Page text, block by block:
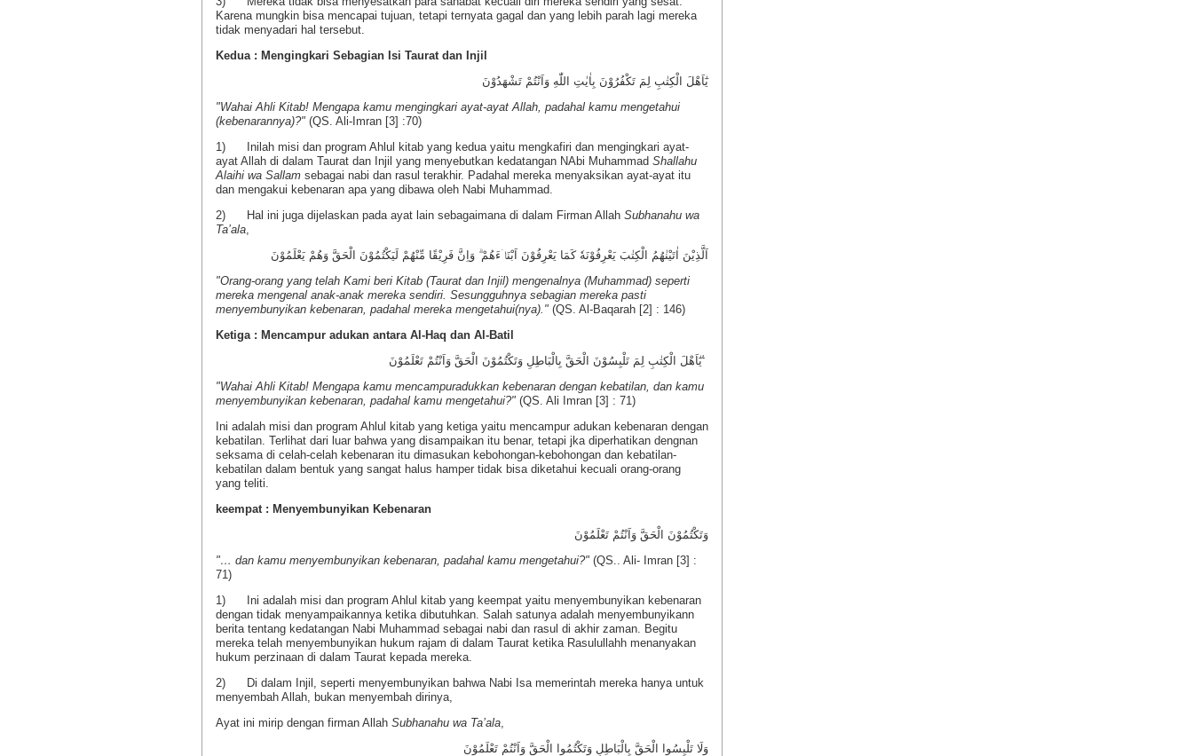
Karena mungkin bisa mencapai tujuan, tetapi ternyata gagal dan yang lebih parah lagi mereka
tidak menyadari hal tersebut.
Kedua : Mengingkari Sebagian Isi Taurat dan Injil
يٰٓاَهْلَ الْكِتٰبِ لِمَ تَكْفُرُوْنَ بِاٰيٰتِ اللّٰهِ وَاَنْتُمْ تَشْهَدُوْنَ
"Wahai Ahli Kitab! Mengapa kamu mengingkari ayat-ayat Allah, padahal kamu mengetahui
(kebenarannya)?" (QS. Ali-Imran [3] :70)
1) Inilah misi dan program Ahlul kitab yang kedua yaitu mengkafiri dan mengingkari ayat-
ayat Allah di dalam Taurat dan Injil yang menyebutkan kedatangan NAbi Muhammad Shallahu
Alaihi wa Sallam sebagai nabi dan rasul terakhir. Padahal mereka menyaksikan ayat-ayat itu
dan mengakui kebenaran apa yang dibawa oleh Nabi Muhammad.
2) Hal ini juga dijelaskan pada ayat lain sebagaimana di dalam Firman Allah Subhanahu wa
Ta’ala
اَلَّذِيْنَ اٰتَيْنٰهُمُ الْكِتٰبَ يَعْرِفُوْنَهٗ كَمَا يَعْرِفُوْنَ اَبْنَاۤءَهُمْ ۗ وَاِنَّ فَرِيْقًا مِّنْهُمْ لَيَكْتُمُوْنَ الْحَقَّ وَهُمْ يَعْلَمُوْنَ
"Orang-orang yang telah Kami beri Kitab (Taurat dan Injil) mengenalnya (Muhammad) seperti
mereka mengenal anak-anak mereka sendiri. Sesungguhnya sebagian mereka pasti
menyembunyikan kebenaran, padahal mereka mengetahui(nya)." (QS. Al-Baqarah [2] : 146)
Ketiga : Mencampur adukan antara Al-Haq dan Al-Batil
يٰٓاَهْلَ الْكِتٰبِ لِمَ تَلْبِسُوْنَ الْحَقَّ بِالْبَاطِلِ وَتَكْتُمُوْنَ الْحَقَّ وَاَنْتُمْ تَعْلَمُوْنَ ࣖ
"Wahai Ahli Kitab! Mengapa kamu mencampuradukkan kebenaran dengan kebatilan, dan kamu
menyembunyikan kebenaran, padahal kamu mengetahui?" (QS. Ali Imran [3] : 71)
Ini adalah misi dan program Ahlul kitab yang ketiga yaitu mencampur adukan kebenaran dengan
kebatilan. Terlihat dari luar bahwa yang disampaikan itu benar, tetapi jka diperhatikan dengnan
seksama di celah-celah kebenaran itu dimasukan kebohongan-kebohongan dan kebatilan-
kebatilan dalam bentuk yang sangat halus hamper tidak bisa diketahui kecuali orang-orang
yang teliti.
keempat : Menyembunyikan Kebenaran
وَتَكْتُمُوْنَ الْحَقَّ وَاَنْتُمْ تَعْلَمُوْنَ
"… dan kamu menyembunyikan kebenaran, padahal kamu mengetahui?" (QS.. Ali- Imran [3] :
71)
1) Ini adalah misi dan program Ahlul kitab yang keempat yaitu menyembunyikan kebenaran
dengan tidak menyampaikannya ketika dibutuhkan. Salah satunya adalah menyembunyikann
berita tentang kedatangan Nabi Muhammad sebagai nabi dan rasul di akhir zaman. Begitu
mereka telah menyembunyikan hukum rajam di dalam Taurat ketika Rasulullahh menanyakan
hukum perzinaan di dalam Taurat kepada mereka.
2) Di dalam Injil, seperti menyembunyikan bahwa Nabi Isa memerintah mereka hanya untuk
menyembah Allah, bukan menyembah dirinya,
Ayat ini mirip dengan firman Allah Subhanahu wa Ta’ala
وَلَا تَلْبِسُوا الْحَقَّ بِالْبَاطِلِ وَتَكْتُمُوا الْحَقَّ وَاَنْتُمْ تَعْلَمُوْنَ